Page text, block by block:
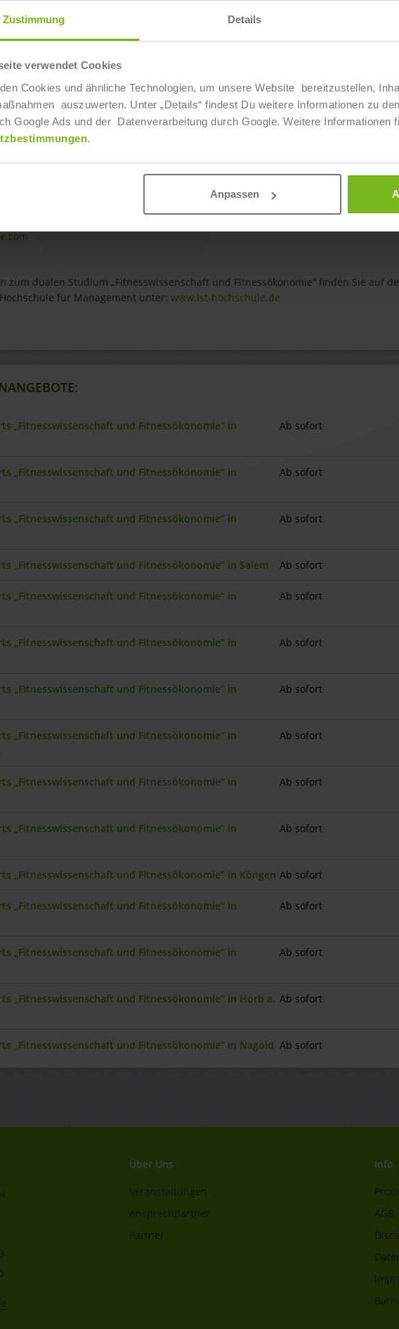
Zustimmung Details
verwendet Cookies
Cookies und ähnliche Technologien, um unsere Website bereitzustellen,
auszuwerten. Unter „Details“ findest Du weitere Informationen zu
Google Ads und der Datenverarbeitung durch Google. Weitere Informationen
.
Anpassen
in all unseren Studios
durch flexible Arbeitszeiten
Jetzt per E-Mail
& Co. KG
zum dualen Studium „Fitnesswissenschaft und Fitnessökonomie“ finden Sie auf
für Management unter: www.ist-hochschule.de
„Fitnesswissenschaft und Fitnessökonomie“ in
Ab sofort
„Fitnesswissenschaft und Fitnessökonomie“ in
Ab sofort
„Fitnesswissenschaft und Fitnessökonomie“ in
Ab sofort
„Fitnesswissenschaft und Fitnessökonomie“ in Salem Ab sofort
„Fitnesswissenschaft und Fitnessökonomie“ in
Ab sofort
„Fitnesswissenschaft und Fitnessökonomie“ in
Ab sofort
„Fitnesswissenschaft und Fitnessökonomie“ in
Ab sofort
„Fitnesswissenschaft und Fitnessökonomie“ in
Ab sofort
„Fitnesswissenschaft und Fitnessökonomie“ in
Ab sofort
„Fitnesswissenschaft und Fitnessökonomie“ in
Ab sofort
„Fitnesswissenschaft und Fitnessökonomie“ in Köngen Ab sofort
„Fitnesswissenschaft und Fitnessökonomie“ in
Ab sofort
„Fitnesswissenschaft und Fitnessökonomie“ in
Ab sofort
„Fitnesswissenschaft und Fitnessökonomie“ in Horb a. Ab sofort
„Fitnesswissenschaft und Fitnessökonomie“ in Nagold Ab sofort
Über Uns
Veranstaltungen
Ansprechpartner
Partner
Info
AGB